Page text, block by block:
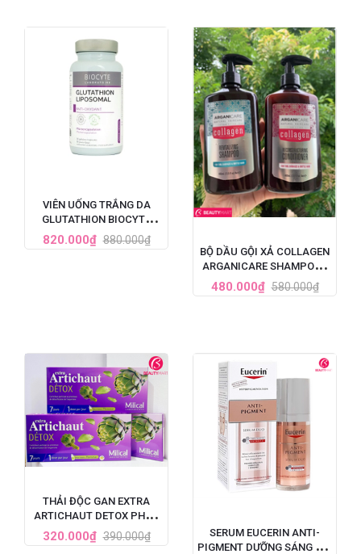
VIÊN UỐNG TRẮNG DA
GLUTATHION BIOCYTE
PHÁP 30 VIÊN
820.000₫ 880.000₫
BỘ DẦU GỘI XẢ COLLAGEN
ARGANICARE SHAMPOO -
PHÁP
480.000₫ 580.000₫
THẢI ĐỘC GAN EXTRA
ARTICHAUT DETOX PHÁP
LIỆU TRÌNH 7 NGÀY
320.000₫ 390.000₫
SERUM EUCERIN ANTI-
PIGMENT DƯỠNG SÁNG DA,